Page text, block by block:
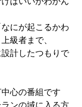
せん。
まで、なの
月も見どこ
こ観に行け